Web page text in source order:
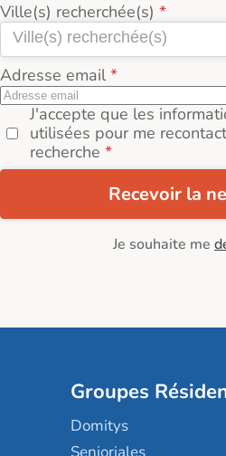
Ville(s) recherchée(s)
Adresse email
J'accepte que les
utilisées pour me
recherche
Recevoir la
Je souhaite me
Groupes
Domitys